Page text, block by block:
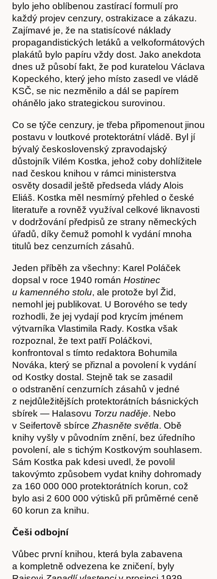
Hostcast
bylo jeho oblíbenou zastírací formulí pro
každý projev cenzury, ostrakizace a zákazu.
Zajímavé je, že na statisícové náklady
propagandistických letáků a velkoformátových
plakátů bylo papíru vždy dost. Jako anekdota
dnes už působí fakt, že pod kuratelou Václava
Kopeckého, který jeho místo zasedl ve vládě
KSČ, se nic nezměnilo a dál se papírem
ohánělo jako strategickou surovinou.
Co se týče cenzury, je třeba připomenout jinou
postavu v loutkové protektorátní vládě. Byl jí
bývalý československý zpravodajský
důstojník Vilém Kostka, jehož coby dohlížitele
nad českou knihou v rámci ministerstva
osvěty dosadil ještě předseda vlády Alois
Eliáš. Kostka měl nesmírný přehled o české
literatuře a rovněž využíval celkové liknavosti
v dodržování předpisů ze strany německých
úřadů, díky čemuž pomohl k vydání mnoha
titulů bez cenzurních zásahů.
Jeden příběh za všechny: Karel Poláček
dopsal v roce 1940 román Hostinec
u kamenného stolu, ale protože byl Žid,
nemohl jej publikovat. U Borového se tedy
rozhodli, že jej vydají pod krycím jménem
výtvarníka Vlastimila Rady. Kostka však
rozpoznal, že text patří Poláčkovi,
konfrontoval s tímto redaktora Bohumila
Nováka, který se přiznal a povolení k vydání
od Kostky dostal. Stejně tak se zasadil
o odstranění cenzurních zásahů v jedné
z nejdůležitějších protektorátních básnických
sbírek — Halasovu Torzu naděje. Nebo
v Seifertově sbírce Zhasněte světla. Obě
knihy vyšly v původním znění, bez úředního
povolení, ale s tichým Kostkovým souhlasem.
Sám Kostka pak kdesi uvedl, že povolil
takovýmto způsobem vydat knihy dohromady
za 160 000 000 protektorátních korun, což
bylo asi 2 600 000 výtisků při průměrné ceně
60 korun za knihu.
Češi odbojní
Vůbec první knihou, která byla zabavena
a kompletně odvezena ke zničení, byly